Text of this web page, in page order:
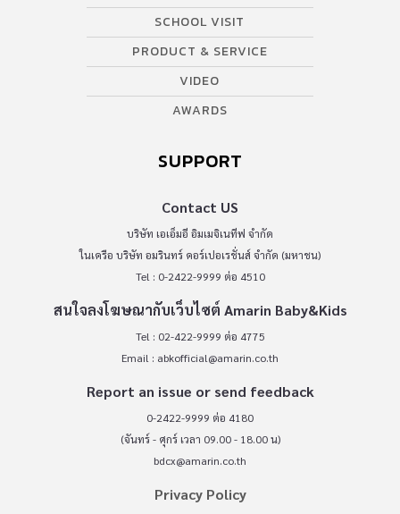
SCHOOL VISIT
PRODUCT & SERVICE
VIDEO
AWARDS
SUPPORT
Contact US
บริษัท เอเอ็มอี อิมเมจิเนทีฟ จำกัด
ในเครือ บริษัท อมรินทร์ คอร์เปอเรชั่นส์ จำกัด (มหาชน)
Tel : 0-2422-9999 ต่อ 4510
สนใจลงโฆษณากับเว็บไซต์ Amarin Baby&Kids
Tel : 02-422-9999 ต่อ 4775
Email : abkofficial@amarin.co.th
Report an issue or send feedback
0-2422-9999 ต่อ 4180
(จันทร์ - ศุกร์ เวลา 09.00 - 18.00 น)
bdcx@amarin.co.th
Privacy Policy